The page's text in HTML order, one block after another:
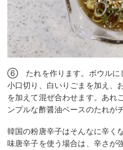
⑥ たれを作ります。ボウルに
小口切り、白いりごまを加え、
を加えて混ぜ合わせます。あれ
ンプルな酢醤油ベースのたれが
韓国の粉唐辛子はそんなに辛く
味唐辛子を使う場合は、辛さが